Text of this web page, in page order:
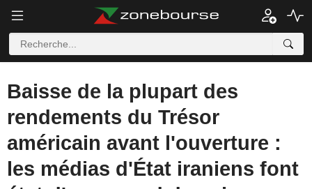
Baisse de la plupart des
rendements du Trésor
américain avant l'ouverture :
les médias d'État iraniens font